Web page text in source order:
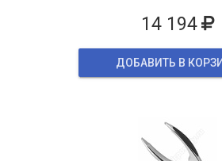
14 194
ДОБАВИТЬ В